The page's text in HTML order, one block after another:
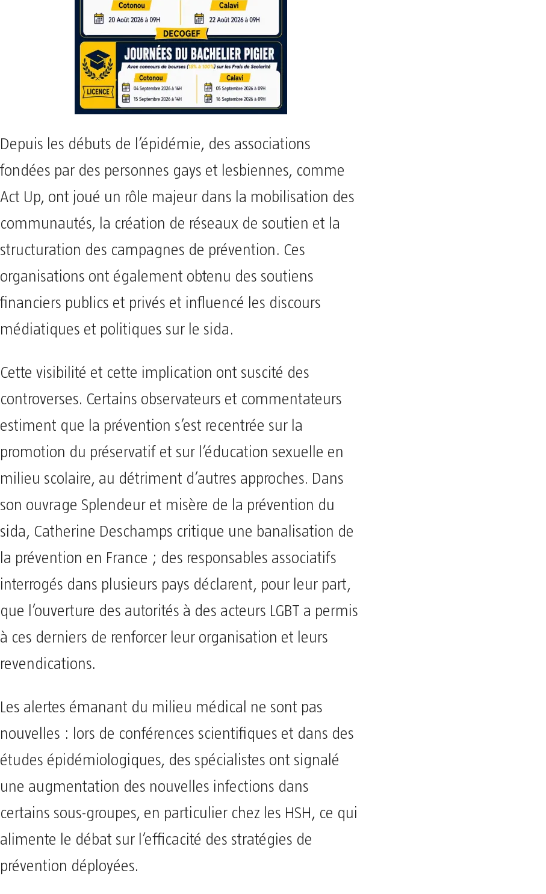
Depuis les débuts de l’épidémie, des associations
fondées par des personnes gays et lesbiennes, comme
Act Up, ont joué un rôle majeur dans la mobilisation des
communautés, la création de réseaux de soutien et la
structuration des campagnes de prévention. Ces
organisations ont également obtenu des soutiens
financiers publics et privés et influencé les discours
médiatiques et politiques sur le sida.
Cette visibilité et cette implication ont suscité des
controverses. Certains observateurs et commentateurs
estiment que la prévention s’est recentrée sur la
promotion du préservatif et sur l’éducation sexuelle en
milieu scolaire, au détriment d’autres approches. Dans
son ouvrage Splendeur et misère de la prévention du
sida, Catherine Deschamps critique une banalisation de
la prévention en France ; des responsables associatifs
interrogés dans plusieurs pays déclarent, pour leur part,
que l’ouverture des autorités à des acteurs LGBT a permis
à ces derniers de renforcer leur organisation et leurs
revendications.
Les alertes émanant du milieu médical ne sont pas
nouvelles : lors de conférences scientifiques et dans des
études épidémiologiques, des spécialistes ont signalé
une augmentation des nouvelles infections dans
certains sous-groupes, en particulier chez les HSH, ce qui
alimente le débat sur l’efficacité des stratégies de
prévention déployées.